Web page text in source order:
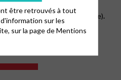
(Église Évangélique Espagnole).
Espagnole).
être retrouvés à tout
sur les
sur la page deMentions